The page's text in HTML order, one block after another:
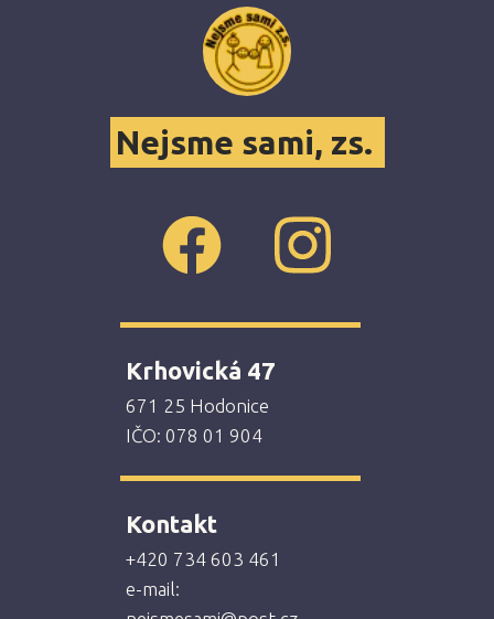
Nejsme sami, zs.
Kontakt
+420 734 603 461
e-mail:
Krhovická 47
671 25 Hodonice
IČO: 078 01 904